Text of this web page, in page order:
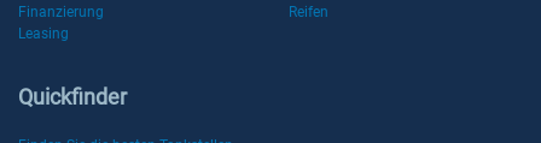
Finanzierung
Reifen
Leasing
Quickfinder